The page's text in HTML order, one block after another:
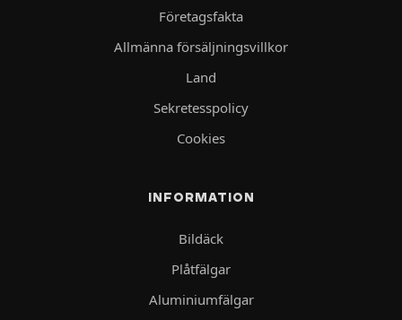
Företagsfakta
Allmänna försäljningsvillkor
Land
Sekretesspolicy
Cookies
INFORMATION
Bildäck
Plåtfälgar
Aluminiumfälgar